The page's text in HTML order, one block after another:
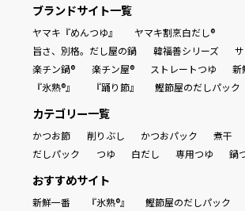
だしパック
ブランドサイト一覧
ヤマキ『めんつゆ』
ヤマキ割烹白だし®
旨さ、別格。だし屋の鍋
韓福善シリーズ
楽チン鍋®
楽チン屋® ストレートつゆ
新
『氷熟®』
『踊り節』 鰹節屋のだしパック
カテゴリー一覧
かつお節 削りぶし かつおパック 煮干
だしパック
つゆ 白だし 専用つゆ 鍋
おすすめサイト
新鮮一番 『氷熟®』 鰹節屋のだしパック